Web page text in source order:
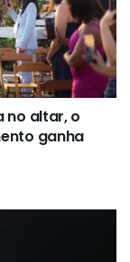
no altar, o
ganha